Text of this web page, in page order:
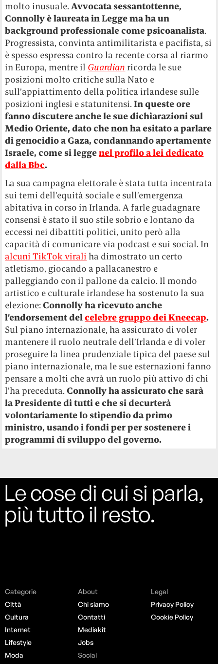
molto inusuale.Avvocata sessantottenne,
Connolly è laureata in Legge ma ha un
background professionale come psicoanalista.
Progressista, convinta antimilitarista e pacifista, si
è spesso espressa contro la recente corsa al riarmo
in Europa, mentre il Guardian ricorda le sue
posizioni molto critiche sulla Nato e
sull’appiattimento della politica irlandese sulle
posizioni inglesi e statunitensi.In queste ore
fanno discutere anche le sue dichiarazioni sul
Medio Oriente, dato che non ha esitato a parlare
di genocidio a Gaza, condannando apertamente
Israele, come si leggenel profilo a lei dedicato
dalla Bbc.
La sua campagna elettorale è stata tutta incentrata
sui temi dell’equità sociale e sull’emergenza
abitativa in corso in Irlanda. A farle guadagnare
consensi è stato il suo stile sobrio e lontano da
eccessi nei dibattiti politici, unito però alla
capacità di comunicare via podcast e sui social. In
alcuni TikTok virali ha dimostrato un certo
atletismo, giocando a pallacanestro e
palleggiando con il pallone da calcio. Il mondo
artistico e culturale irlandese ha sostenuto la sua
elezione:Connolly ha ricevuto anche
l’endorsement delcelebre gruppo dei Kneecap.
Sul piano internazionale, ha assicurato di voler
mantenere il ruolo neutrale dell’Irlanda e di voler
proseguire la linea prudenziale tipica del paese sul
piano internazionale, ma le sue esternazioni fanno
pensare a molti che avrà un ruolo più attivo di chi
l’ha preceduta. Connolly ha assicurato che sarà
la Presidente di tutti e che si decurterà
volontariamente lo stipendio da primo
ministro, usando i fondi per per sostenere i
programmi di sviluppo del governo.
Le cose di cui si parla,
più tutto il resto.
Categorie
Città
Cultura
Internet
Lifestyle
Moda
About
Chi siamo
Contatti
Mediakit
Jobs
Social
Legal
Privacy Policy
Cookie Policy